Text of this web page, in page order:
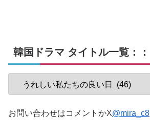
韓国ドラマ タイトル一覧：：
お問い合わせはコメントかX@mira_c8